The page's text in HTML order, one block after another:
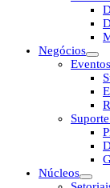
Negócios
Núcleos